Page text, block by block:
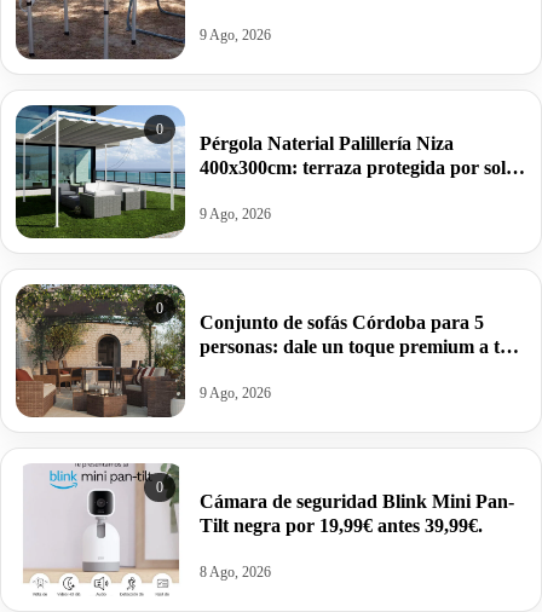
aire libre por 18,64€.
9 Ago, 2026
0
Pérgola Naterial Palillería Niza
400x300cm: terraza protegida por solo
9 Ago, 2026
0
Conjunto de sofás Córdoba para 5
personas: dale un toque premium a tu
9 Ago, 2026
0
Cámara de seguridad Blink Mini Pan-
Tilt negra por 19,99€ antes 39,99€.
8 Ago, 2026